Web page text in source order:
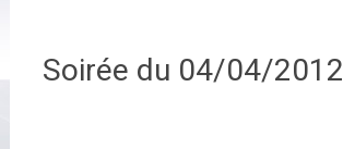
Soirée du 04/04/2012